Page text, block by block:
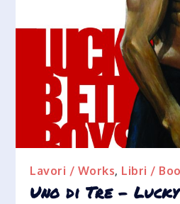
Lavori / Works, Libri /
Uno di Tre –